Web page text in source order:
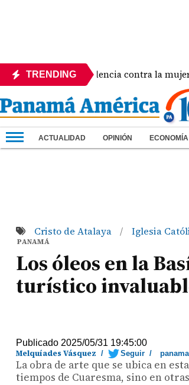
TRENDING
crisis de violencia contra la mujer
ACTUALIDAD OPINIÓN ECONOMÍA
Cristo de Atalaya / Iglesia
PANAMÁ
Los óleos en la
turístico
Publicado 2025/05/31 19:45:00
Melquíades Vásquez / Seguir /
La obra de arte que se ubica en
tiempos de Cuaresma, sino en